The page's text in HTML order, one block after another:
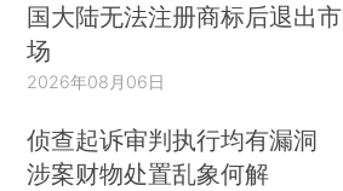
国大陆无法注册商标后退出市
场
2026年08月06日
侦查起诉审判执行均有漏洞
涉案财物处置乱象何解